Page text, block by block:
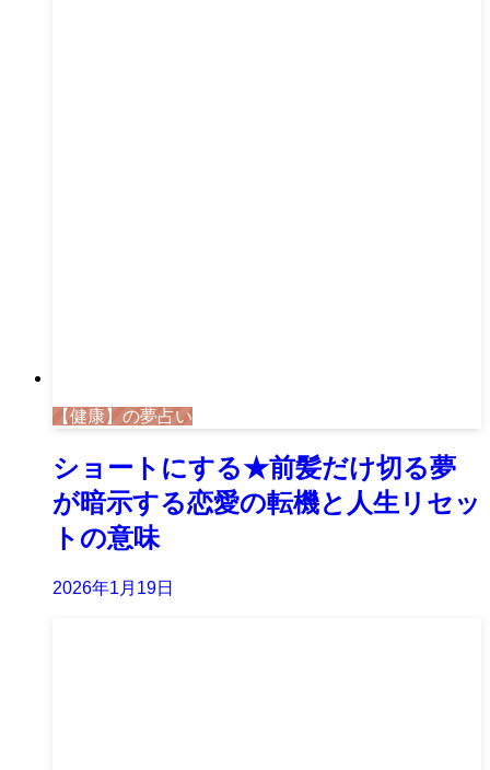
【健康】の夢占い
ショートにする★前髪だけ切る夢
が暗示する恋愛の転機と人生リセッ
トの意味
2026年1月19日